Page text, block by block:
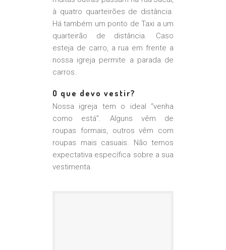
à quatro quarteirões de distância.
Há também um ponto de Taxi a um
quarteirão de distância. Caso
esteja de carro, a rua em frente a
nossa igreja permite a parada de
carros.
O que devo vestir?
Nossa igreja tem o ideal “venha
como está”. Alguns vêm de
roupas formais, outros vêm com
roupas mais casuais. Não temos
expectativa específica sobre a sua
vestimenta.